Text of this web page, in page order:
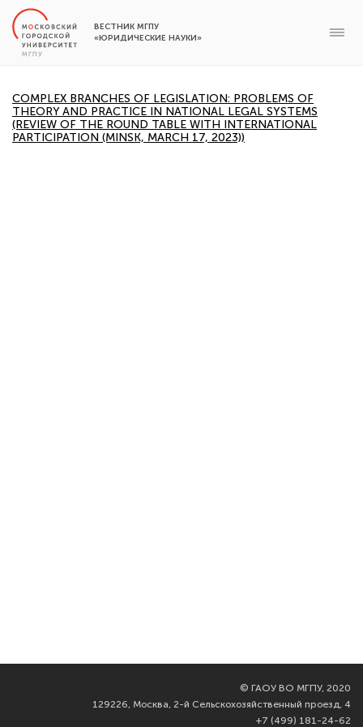
ВЕСТНИК МГПУ
«ЮРИДИЧЕСКИЕ НАУКИ»
COMPLEX BRANCHES OF LEGISLATION: PROBLEMS OF
THEORY AND PRACTICE IN NATIONAL LEGAL SYSTEMS
(REVIEW OF THE ROUND TABLE WITH INTERNATIONAL
PARTICIPATION (MINSK, MARCH 17, 2023))
© ГАОУ ВО МГПУ, 2020
129226, Москва, 2-й Сельскохозяйственный проезд, 4
+7 (499) 181-24-62